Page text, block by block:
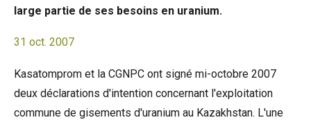
large partie de ses besoins en uranium.
31 oct. 2007
Kasatomprom et la CGNPC ont signé mi-octobre 2007
deux déclarations d'intention concernant l'exploitation
commune de gisements d'uranium au Kazakhstan. L'une